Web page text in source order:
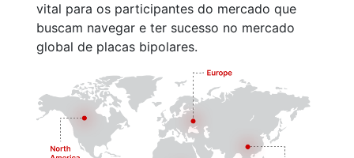
vital para os participantes do mercado que
buscam navegar e ter sucesso no mercado
global de placas bipolares.